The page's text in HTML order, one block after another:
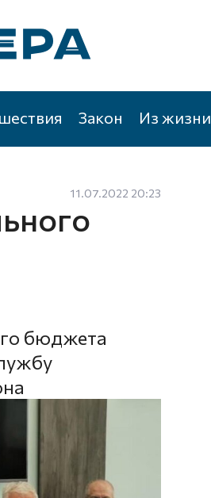
Закон Из жизни
11.07.2022 20:23
бюджета